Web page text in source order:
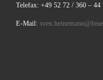
Telefax: +49 52 72 / 360 – 44
E-Mail: